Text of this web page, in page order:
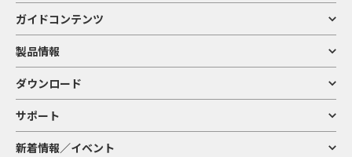
ガイドコンテンツ
製品情報
ダウンロード
サポート
新着情報／イベント